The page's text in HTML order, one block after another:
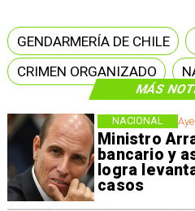
MÁS
Ministro
bancario y
logra
casos
NACIONAL
GENDARMERÍA DE CHILE
CRIMEN ORGANIZADO